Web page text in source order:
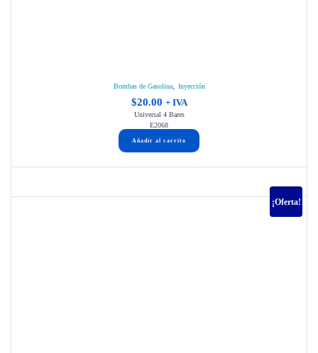
Bombas de Gasolina, Inyección
$20.00 + IVA
Universal 4 Bares
E2068
Añadir al carrito
¡Oferta!